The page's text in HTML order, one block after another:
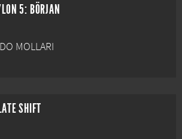
5: BÖRJAN
MOLLARI
SHIFT